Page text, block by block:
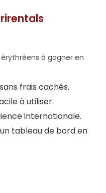
à gagner en
sans frais cachés.
à utiliser.
internationale.
tableau de bord en